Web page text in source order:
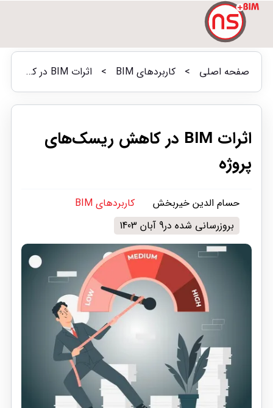
صفحه اصلی > کاربردهای BIM > اثرات BIM در کاهش ریسک‌های پروژه
اثرات BIM در کاهش ریسک‌های
پروژه
حسام الدین خیربخش
کاربردهای BIM
بروزرسانی شده در9 آبان 1403